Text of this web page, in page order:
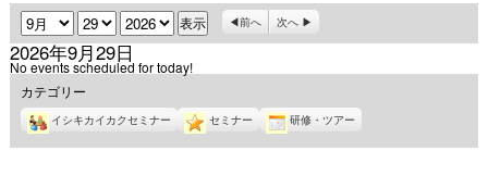
月 日 年 前へ 次へ
2026年9月29日
No events scheduled for today!
カテゴリー
イシキカイカクセミナー セミナー 研修・ツアー